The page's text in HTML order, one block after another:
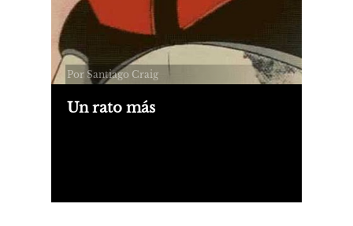
Por Santiago Craig
Un rato más